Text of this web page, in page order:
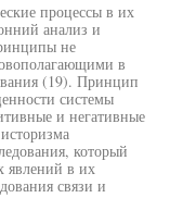
процессы в их
анализ и
не
в
(19). Принцип
системы
и негативные
который
явлений в их
связи и